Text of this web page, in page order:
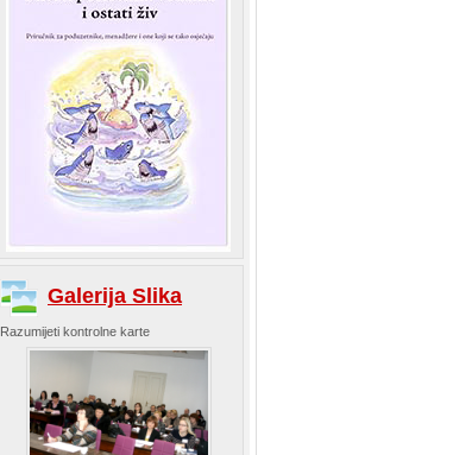
Galerija Slika
Razumijeti kontrolne karte